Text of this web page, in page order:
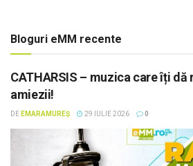
Bloguri eMM recente
CATHARSIS – muzica care îți dă
amiezii!
DE EMARAMUREȘ 29 IULIE 2026 0